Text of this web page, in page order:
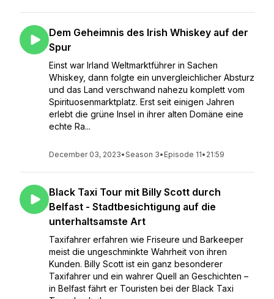
Dem Geheimnis des Irish Whiskey auf der
Spur
Einst war Irland Weltmarktführer in Sachen
Whiskey, dann folgte ein unvergleichlicher Absturz
und das Land verschwand nahezu komplett vom
Spirituosenmarktplatz. Erst seit einigen Jahren
erlebt die grüne Insel in ihrer alten Domäne eine
echte Ra...
December 03, 2023•Season 3• Episode 11• 21:59
Black Taxi Tour mit Billy Scott durch
Belfast - Stadtbesichtigung auf die
unterhaltsamste Art
Taxifahrer erfahren wie Friseure und Barkeeper
meist die ungeschminkte Wahrheit von ihren
Kunden. Billy Scott ist ein ganz besonderer
Taxifahrer und ein wahrer Quell an Geschichten –
in Belfast fährt er Touristen bei der Black Taxi